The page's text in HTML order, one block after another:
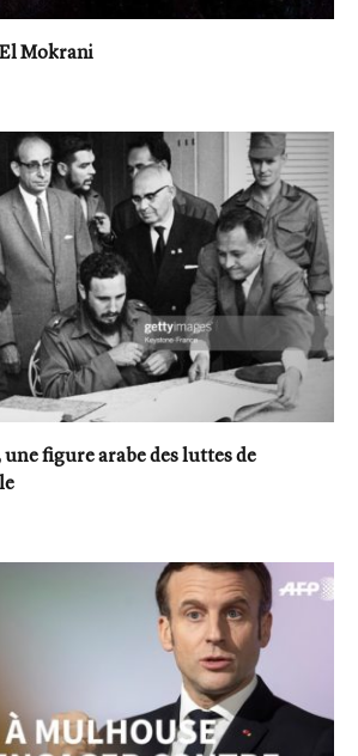
Mokrani
figure arabe des luttes de